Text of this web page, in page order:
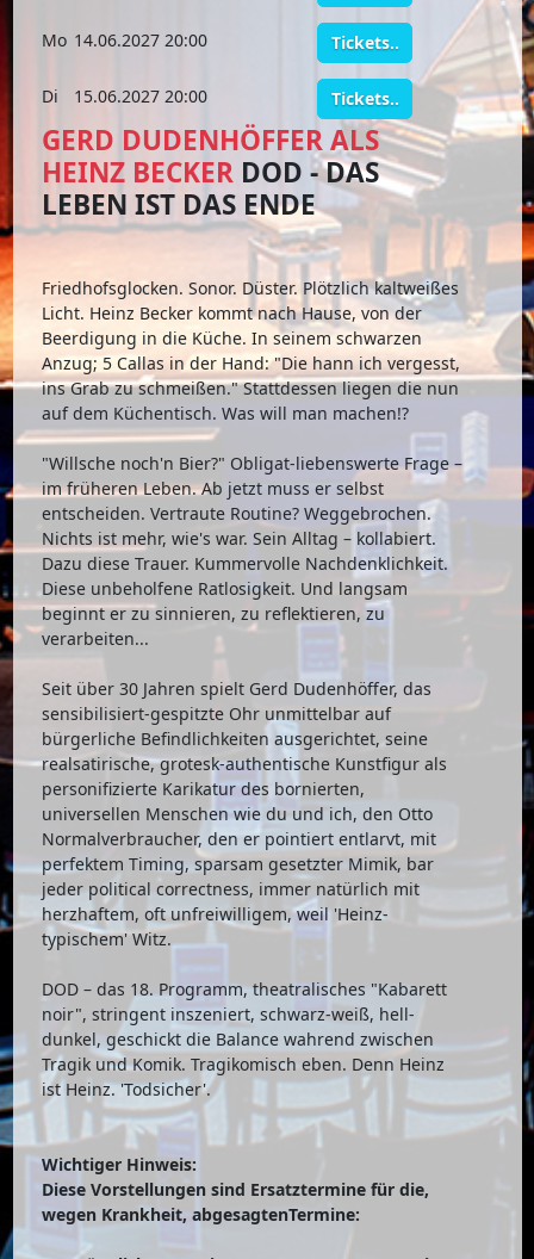
Mo 14.06.2027 20:00 Tickets..
Di 15.06.2027 20:00 Tickets..
GERD DUDENHÖFFER ALS
HEINZ BECKER DOD - DAS
LEBEN IST DAS ENDE
Friedhofsglocken. Sonor. Düster. Plötzlich kaltweißes
Licht. Heinz Becker kommt nach Hause, von der
Beerdigung in die Küche. In seinem schwarzen
Anzug; 5 Callas in der Hand: "Die hann ich vergesst,
ins Grab zu schmeißen." Stattdessen liegen die nun
auf dem Küchentisch. Was will man machen!?
"Willsche noch'n Bier?" Obligat-liebenswerte Frage –
im früheren Leben. Ab jetzt muss er selbst
entscheiden. Vertraute Routine? Weggebrochen.
Nichts ist mehr, wie's war. Sein Alltag – kollabiert.
Dazu diese Trauer. Kummervolle Nachdenklichkeit.
Diese unbeholfene Ratlosigkeit. Und langsam
beginnt er zu sinnieren, zu reflektieren, zu
verarbeiten...
Seit über 30 Jahren spielt Gerd Dudenhöffer, das
sensibilisiert-gespitzte Ohr unmittelbar auf
bürgerliche Befindlichkeiten ausgerichtet, seine
realsatirische, grotesk-authentische Kunstfigur als
personifizierte Karikatur des bornierten,
universellen Menschen wie du und ich, den Otto
Normalverbraucher, den er pointiert entlarvt, mit
perfektem Timing, sparsam gesetzter Mimik, bar
jeder political correctness, immer natürlich mit
herzhaftem, oft unfreiwilligem, weil 'Heinz-
typischem' Witz.
DOD – das 18. Programm, theatralisches "Kabarett
noir", stringent inszeniert, schwarz-weiß, hell-
dunkel, geschickt die Balance wahrend zwischen
Tragik und Komik. Tragikomisch eben. Denn Heinz
ist Heinz. 'Todsicher'.
Wichtiger Hinweis:
Diese Vorstellungen sind Ersatztermine für die,
wegen Krankheit, abgesagtenTermine: